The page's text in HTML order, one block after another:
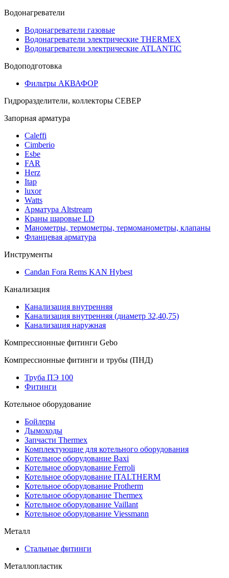
Водонагреватели
Водонагреватели газовые
Водонагреватели электрические THERMEX
Водонагреватели электрические ATLANTIC
Водоподготовка
Фильтры АКВАФОР
Гидроразделители, коллекторы СЕВЕР
Запорная арматура
Caleffi
Cimberio
Esbe
FAR
Herz
Itap
luxor
Watts
Арматура Altstream
Краны шаровые LD
Манометры, термометры, термоманометры, клапаны
Фланцевая арматура
Инструменты
Candan Fora Rems KAN Hybest
Канализация
Канализация внутренняя
Канализация внутренняя (диаметр 32,40,75)
Канализация наружная
Компрессионные фитинги Gebo
Компрессионные фитинги и трубы (ПНД)
Труба ПЭ 100
Фитинги
Котельное оборудование
Бойлеры
Дымоходы
Запчасти Thermex
Комплектующие для котельного оборудования
Котельное оборудование Baxi
Котельное оборудование Ferroli
Котельное оборудование ITALTHERM
Котельное оборудование Protherm
Котельное оборудование Thermex
Котельное оборудование Vaillant
Котельное оборудование Viessmann
Металл
Стальные фитинги
Металлопластик